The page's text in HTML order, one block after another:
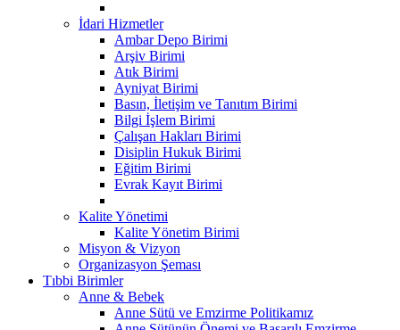
İdari Hizmetler
Ambar Depo Birimi
Arşiv Birimi
Atık Birimi
Ayniyat Birimi
Basın, İletişim ve Tanıtım Birimi
Bilgi İşlem Birimi
Çalışan Hakları Birimi
Disiplin Hukuk Birimi
Eğitim Birimi
Evrak Kayıt Birimi
Kalite Yönetimi
Kalite Yönetim Birimi
Misyon & Vizyon
Organizasyon Şeması
Tıbbi Birimler
Anne & Bebek
Anne Sütü ve Emzirme Politikamız